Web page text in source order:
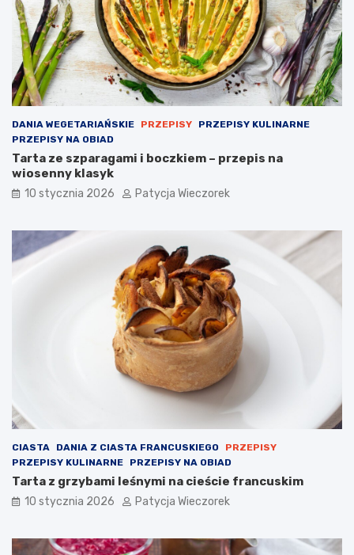
DANIA WEGETARIAŃSKIE PRZEPISY
PRZEPISY KULINARNE
PRZEPISY NA OBIAD
Tarta ze szparagami i boczkiem – przepis na
wiosenny klasyk
10 stycznia 2026 Patycja Wieczorek
CIASTA DANIA Z CIASTA FRANCUSKIEGO
PRZEPISY
PRZEPISY KULINARNE
PRZEPISY NA OBIAD
Tarta z grzybami leśnymi na cieście francuskim
10 stycznia 2026 Patycja Wieczorek